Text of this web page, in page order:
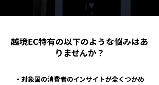
越境EC特有の以下のような悩みはあ
りませんか？
・対象国の消費者のインサイトが全くつかめ